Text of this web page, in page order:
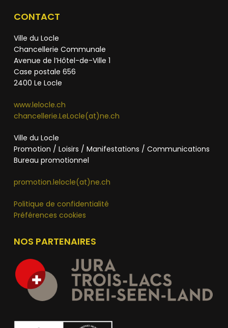
CONTACT
Ville du Locle
Chancellerie Communale
Avenue de l’Hôtel-de-Ville 1
Case postale 656
2400 Le Locle
www.lelocle.ch
chancellerie.LeLocle(at)ne.ch
Ville du Locle
Promotion / Loisirs / Manifestations / Communications
Bureau promotionnel
promotion.lelocle(at)ne.ch
Politique de confidentialité
Préférences cookies
NOS PARTENAIRES